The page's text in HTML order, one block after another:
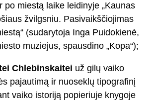
po miestą laike leidinyje „Kaunas
žvilgsniu. Pasivaikščiojimas
(sudarytoja Inga Puidokienė,
muziejus, spausdino „Kopa“);
Chlebinskaitei už gilų vaiko
pajautimą ir nuoseklų tipografinį
vaiko istoriją popieriuje knygoje